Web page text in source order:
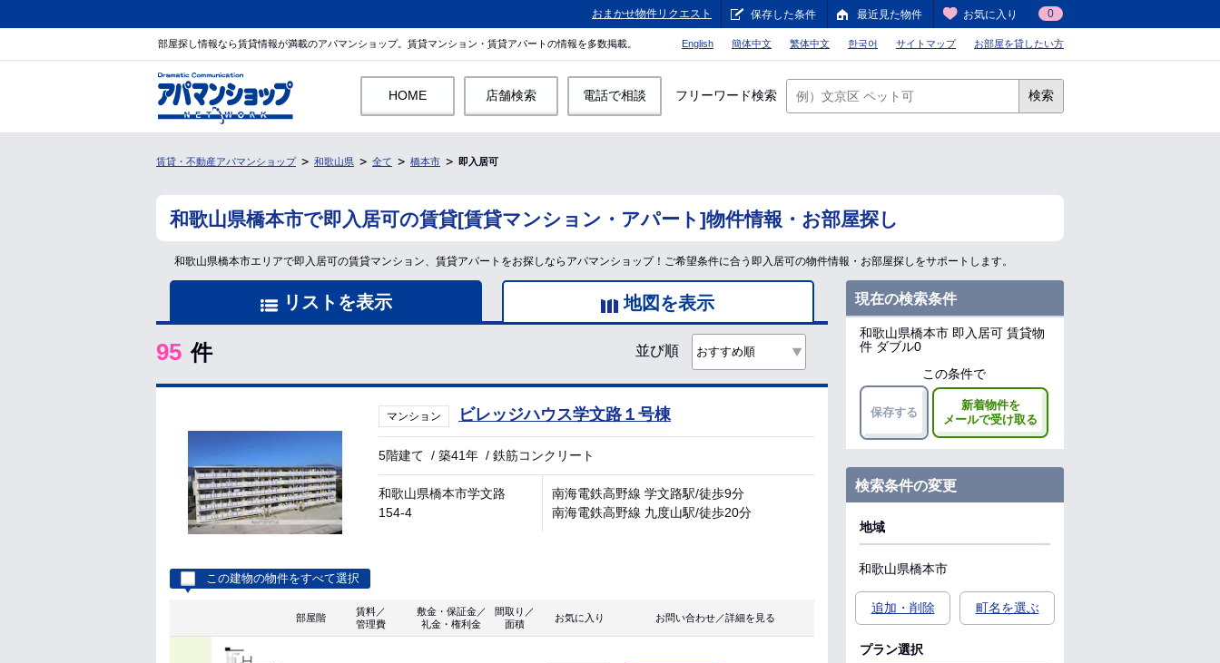
おまかせ物件リクエスト 保存した条件 最近見た物件 お気に入り 0
部屋探し情報なら賃貸情報が満載のアパマンショップ。賃貸マンション・賃貸アパートの情報を多数掲載。 English 簡体中文 繁体中文 한국어 サイトマップ お部屋を貸したい方
HOME 店舗検索 電話で相談 フリーワード検索 検索
賃貸・不動産アパマンショップ 和歌山県 全て 橋本市 即入居可
和歌山県橋本市で即入居可の賃貸[賃貸マンション・アパート]物件情報・お部屋探し
和歌山県橋本市エリアで即入居可の賃貸マンション、賃貸アパートをお探しならアパマンショップ！ご希望条件に合う即入居可の物件情報・お部屋探しをサポートします。
リストを表示 地図を表示
95 件 並び順
マンション ビレッジハウス学文路１号棟
5階建て /築41年 /鉄筋コンクリート
和歌山県橋本市学文路
154-4
南海電鉄高野線 学文路駅/徒歩9分
南海電鉄高野線 九度山駅/徒歩20分
この建物の物件をすべて選択
部屋階
賃料／
管理費
敷金・保証金／
礼金・権利金
間取り／
面積
お気に入り お問い合わせ／詳細を見る
現在の検索条件
和歌山県橋本市 即入居可 賃貸物
件 ダブル0
この条件で
保存する
新着物件を
メールで受け取る
検索条件の変更
地域
和歌山県橋本市
追加・削除 町名を選ぶ
プラン選択